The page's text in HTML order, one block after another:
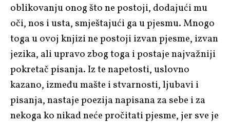
oblikovanju onog što ne postoji, dodajući mu
oči, nos i usta, smještajući ga u pjesmu. Mnogo
toga u ovoj knjizi ne postoji izvan pjesme, izvan
jezika, ali upravo zbog toga i postaje najvažniji
pokretač pisanja. Iz te napetosti, uslovno
kazano, između mašte i stvarnosti, ljubavi i
pisanja, nastaje poezija napisana za sebe i za
nekoga ko nikad neće pročitati pjesme, jer sve je